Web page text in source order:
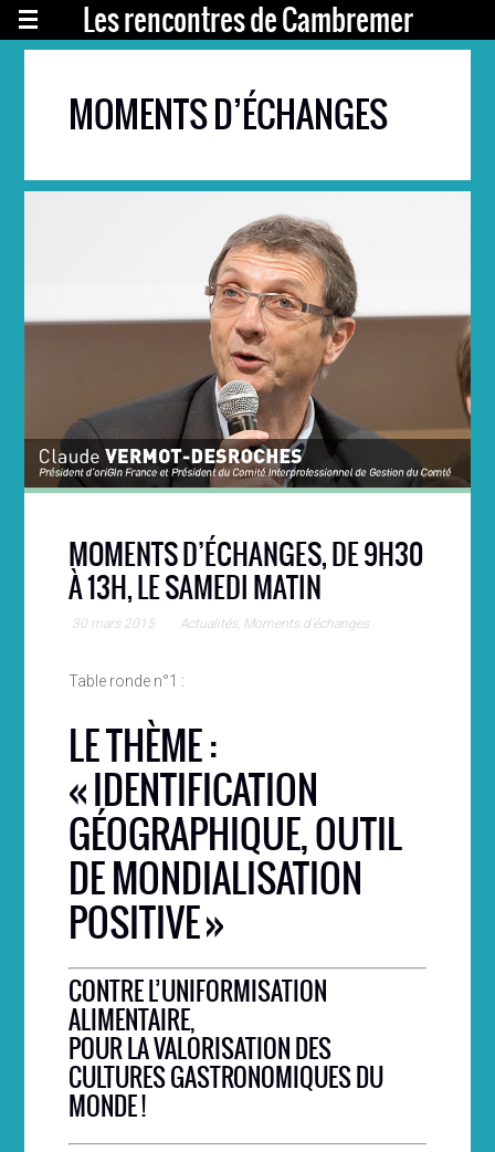
Les rencontres de Cambremer
MOMENTS D’ÉCHANGES
MOMENTS D’ÉCHANGES, DE 9H30
À 13H, LE SAMEDI MATIN
30 mars 2015 Actualités, Moments d'échanges
Table ronde n°1 :
LE THÈME :
« IDENTIFICATION
GÉOGRAPHIQUE, OUTIL
DE MONDIALISATION
POSITIVE »
CONTRE L’UNIFORMISATION
ALIMENTAIRE,
POUR LA VALORISATION DES
CULTURES GASTRONOMIQUES DU
MONDE !